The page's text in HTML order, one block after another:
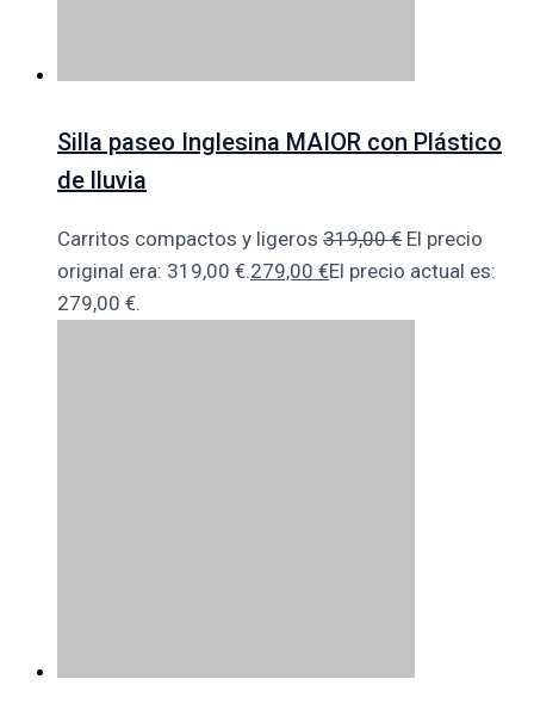
Silla paseo Inglesina MAIOR con Plástico
de lluvia
Carritos compactos y ligeros 319,00€ El precio
original era: 319,00 €.279,00 €El precio actual es:
279,00 €.